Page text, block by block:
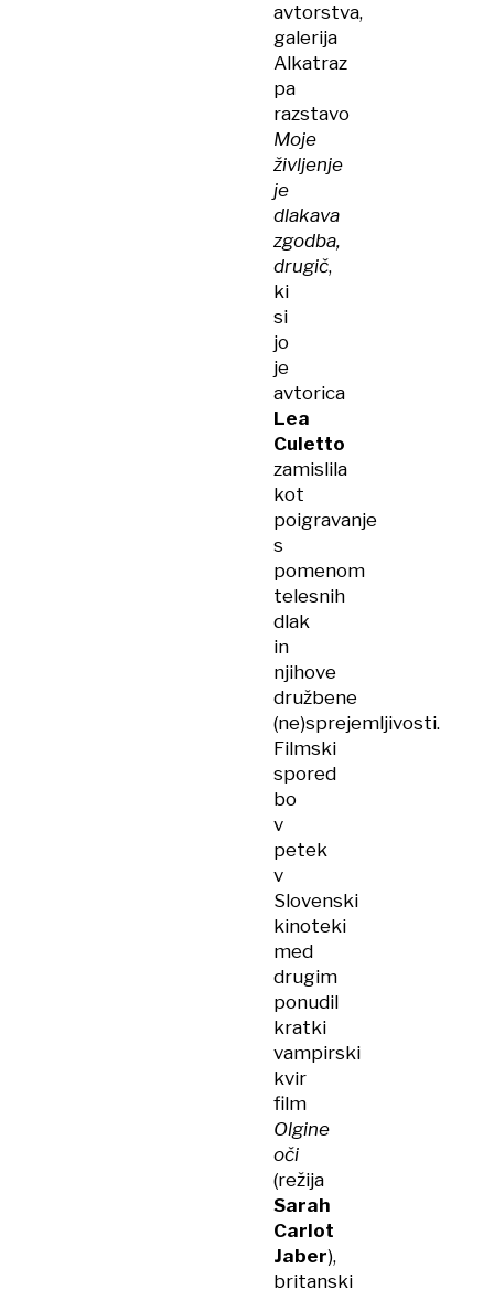
avtorstva,
galerija
Alkatraz
pa
razstavo
Moje
življenje
je
dlakava
zgodba,
drugič,
ki
si
jo
je
avtorica
Lea
Culetto
zamislila
kot
poigravanje
s
pomenom
telesnih
dlak
in
njihove
družbene
(ne)sprejemljivosti.
Filmski
spored
bo
v
petek
v
Slovenski
kinoteki
med
drugim
ponudil
kratki
vampirski
kvir
film
Olgine
oči
(režija
Sarah
Carlot
Jaber),
britanski